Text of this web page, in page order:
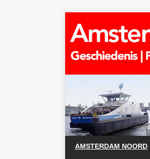
AMSTERDAM NOORD